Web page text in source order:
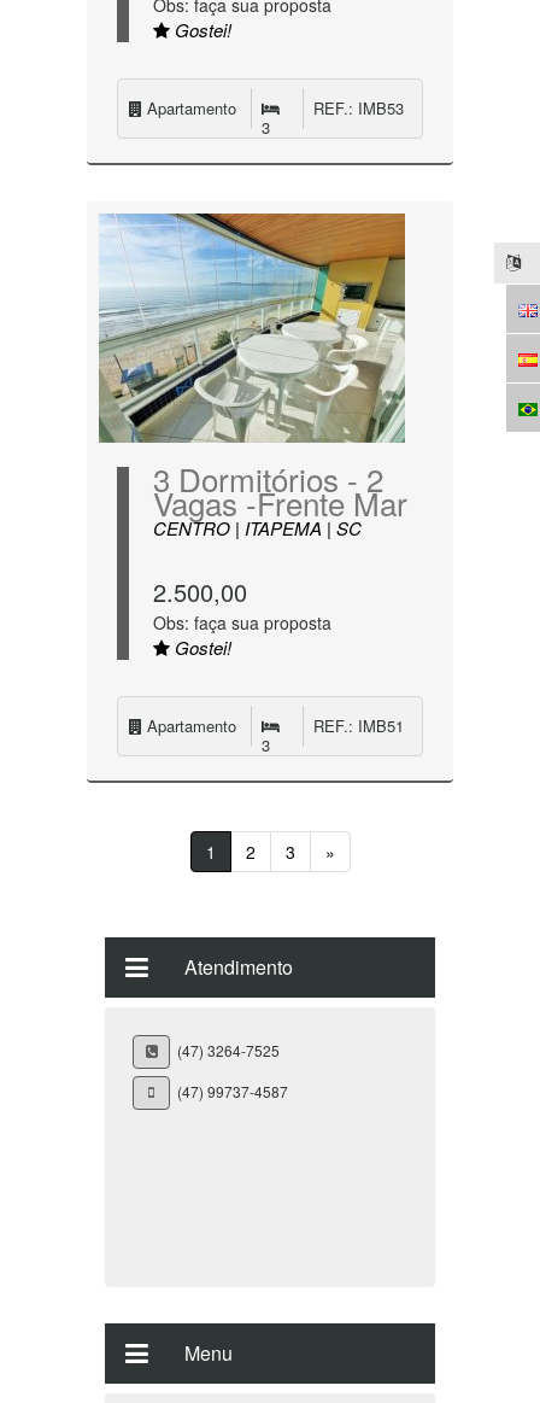
Obs: faça sua proposta
Gostei!
Apartamento
3
REF.: IMB53
3 Dormitórios - 2
Vagas -Frente Mar
CENTRO | ITAPEMA | SC
2.500,00
Obs: faça sua proposta
Gostei!
Apartamento
3
REF.: IMB51
1 2 3 »
Atendimento
(47) 3264-7525
(47) 99737-4587
Menu